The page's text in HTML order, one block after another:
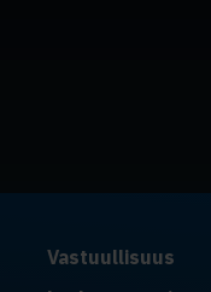
Vastuullisuus